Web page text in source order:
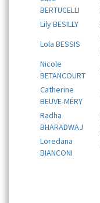
BERTUCELLI
Lily BESILLY
Lola BESSIS
Nicole
BETANCOURT
Catherine
BEUVE-MÉRY
Radha
BHARADWAJ
Loredana
BIANCONI